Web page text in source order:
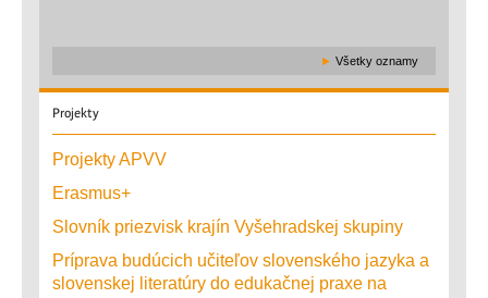
► Všetky oznamy
Projekty
Projekty APVV
Erasmus+
Slovník priezvisk krajín Vyšehradskej skupiny
Príprava budúcich učiteľov slovenského jazyka a
slovenskej literatúry do edukačnej praxe na